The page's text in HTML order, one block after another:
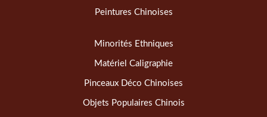
Peintures Chinoises
Minorités Ethniques
Matériel Caligraphie
Pinceaux Déco Chinoises
Objets Populaires Chinois